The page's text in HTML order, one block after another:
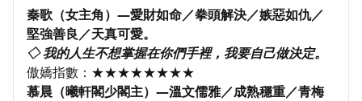
秦歌（女主角）—愛財如命／拳頭解決／嫉惡如仇／
堅強善良／天真可愛。
◇ 我的人生不想掌握在你們手裡，我要自己做決定。
傲嬌指數：★★★★★★★★
慕晨（曦軒閣少閣主）—溫文儒雅／成熟穩重／青梅